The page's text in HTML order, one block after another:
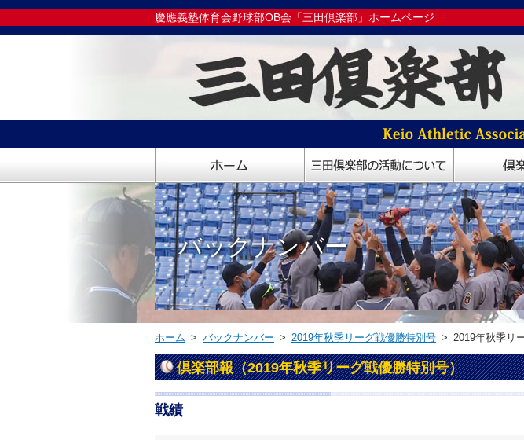
慶應義塾体育会野球部OB会「三田倶楽部」ホームページ
バックナンバー
ホーム > バックナンバー > 2019年秋季リーグ戦優勝特別号 > 2019年秋季リ
倶楽部報（2019年秋季リーグ戦優勝特別号）
戦績